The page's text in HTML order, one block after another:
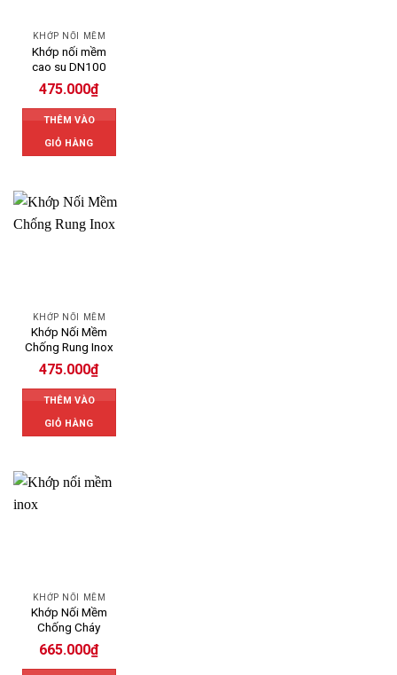
KHỚP NỐI MỀM
Khớp nối mềm
cao su DN100
475.000₫
THÊM VÀO
GIỎ HÀNG
KHỚP NỐI MỀM
Khớp Nối Mềm
Chống Rung Inox
475.000₫
THÊM VÀO
GIỎ HÀNG
KHỚP NỐI MỀM
Khớp Nối Mềm
Chống Cháy
665.000₫